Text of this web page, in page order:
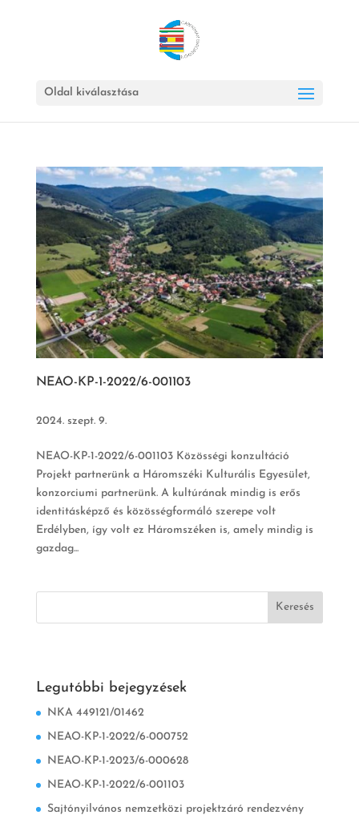
Oldal kiválasztása
NEAO-KP-1-2022/6-001103
2024. szept. 9.
NEAO-KP-1-2022/6-001103 Közösségi konzultáció
Projekt partnerünk a Háromszéki Kulturális Egyesület,
konzorciumi partnerünk. A kultúrának mindig is erős
identitásképző és közösségformáló szerepe volt
Erdélyben, így volt ez Háromszéken is, amely mindig is
gazdag...
Legutóbbi bejegyzések
NKA 449121/01462
NEAO-KP-1-2022/6-000752
NEAO-KP-1-2023/6-000628
NEAO-KP-1-2022/6-001103
Sajtónyilvános nemzetközi projektzáró rendezvény